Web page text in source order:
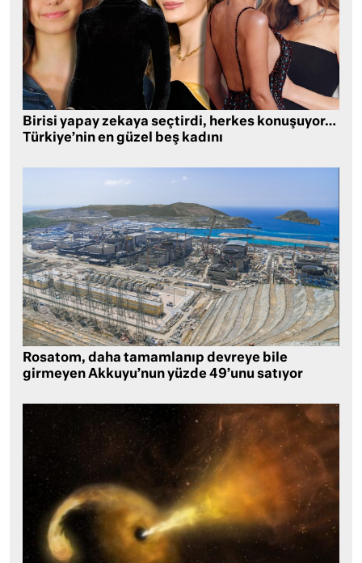
Birisi yapay zekaya seçtirdi, herkes konuşuyor…
Türkiye’nin en güzel beş kadını
Rosatom, daha tamamlanıp devreye bile
girmeyen Akkuyu’nun yüzde 49’unu satıyor